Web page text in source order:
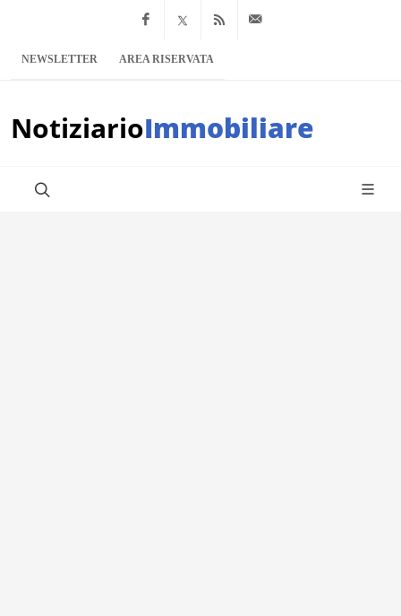
Facebook
x.com Feed RSS
NEWSLETTER AREA RISERVATA
NotiziarioImmobiliare